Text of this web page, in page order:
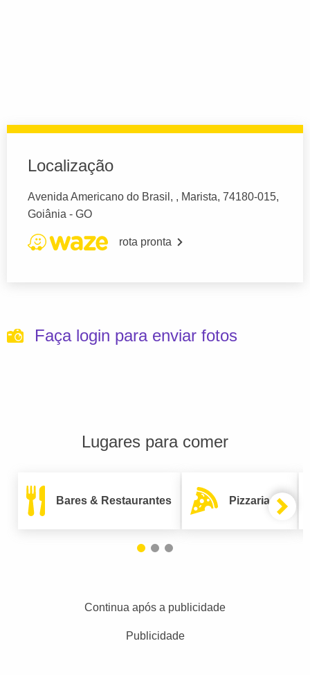
Localização
Avenida Americano do Brasil, , Marista, 74180-015,
Goiânia - GO
rota pronta
Faça login para enviar fotos
Lugares para comer
Bares & Restaurantes Pizzarias
Continua após a publicidade
Publicidade